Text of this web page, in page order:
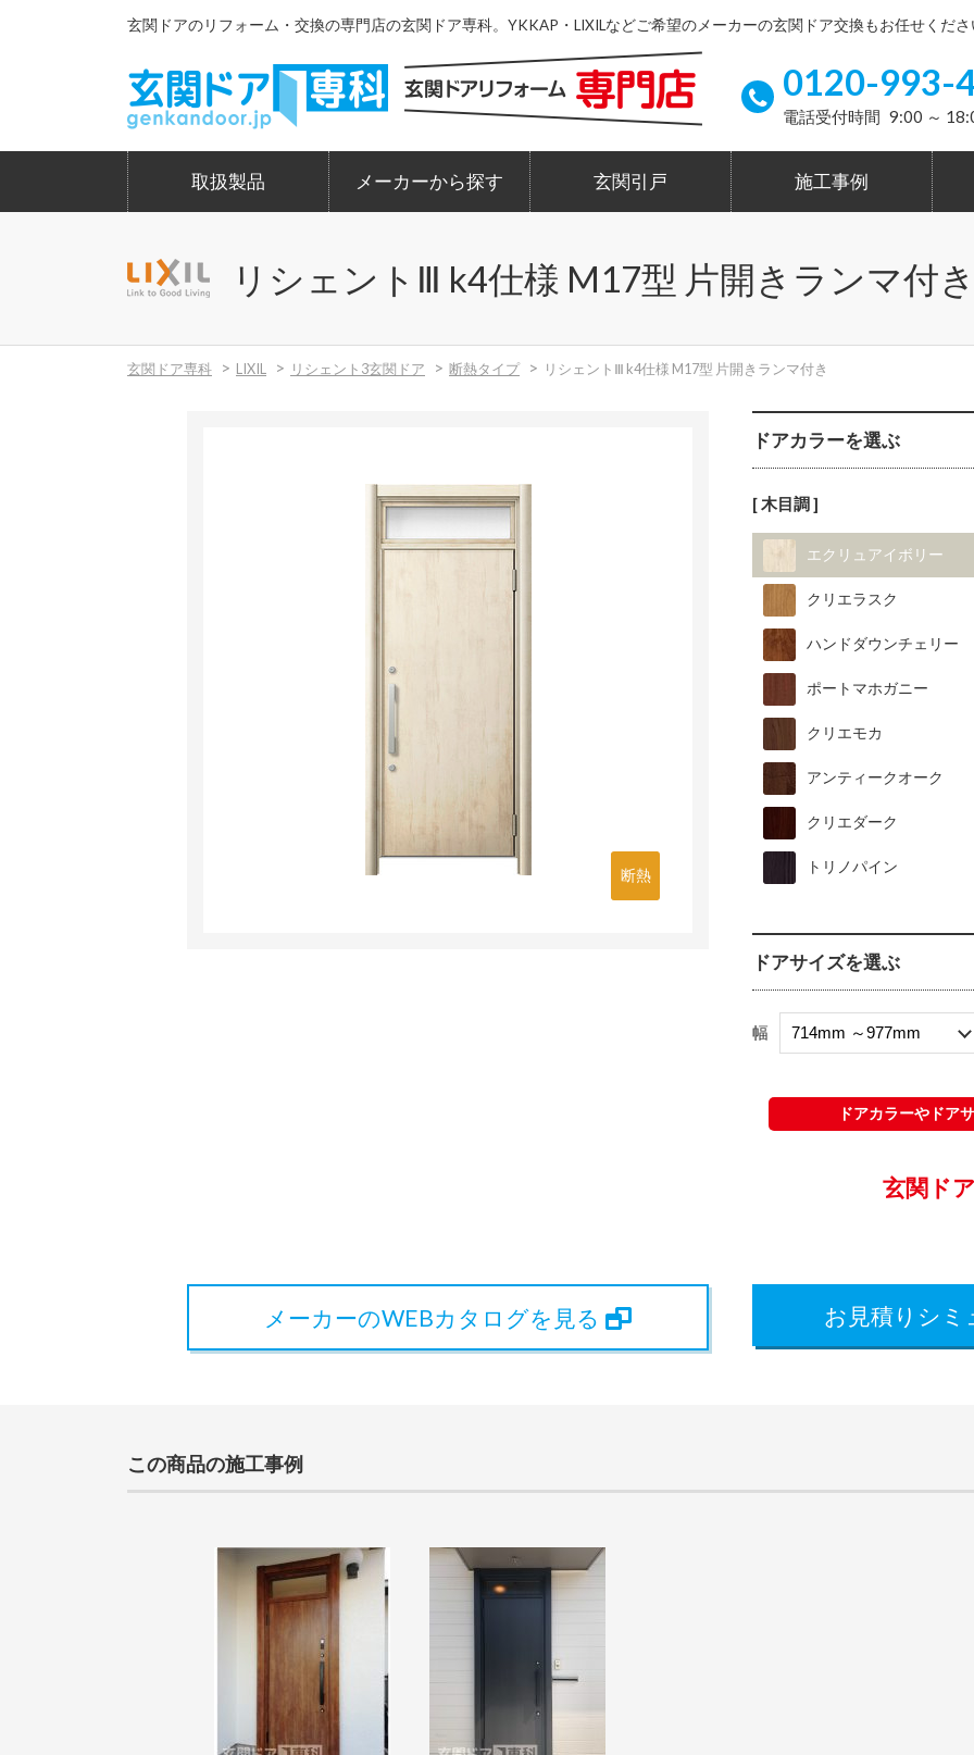
玄関ドアのリフォーム・交換の専門店の玄関ドア専科。YKKAP・LIXILなどご希望のメーカーの玄関ドア交換もお任せくだ
0120-993-
電話受付時間 9:00 ～
取扱製品 メーカーから探す 玄関引戸 施工事例
リシェントⅢ k4仕様 M17型 片開きランマ付
玄関ドア専科 LIXIL リシェント3玄関ドア 断熱タイプ リシェントⅢ k4仕様 M17型 片開きランマ付き
断熱
ドアカラーを選ぶ
[ 木目調 ]
エクリュアイボリー
クリエラスク
ハンドダウンチェリー
ポートマホガニー
クリエモカ
アンティークオーク
クリエダーク
トリノパイン
ドアサイズを選ぶ
幅
ドアカラーやドア
玄関ド
メーカーのWEBカタログを見る お見積りシ
この商品の施工事例